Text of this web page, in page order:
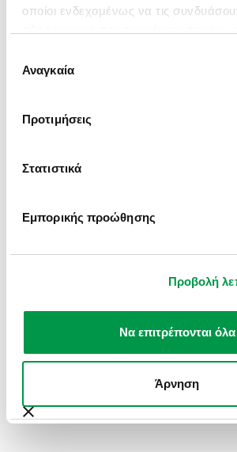
οποίοι ενδεχομένως να τις
χρήση των υπηρεσιών τους.
συγκατάθεσης
Αναγκαία
Προτιμήσεις
Στατιστικά
Εμπορικής προώθησης
Προβολή
Να επιτρέπονται όλα
Άρνηση
APPLICATION ERROR: A CLIENT-SIDE